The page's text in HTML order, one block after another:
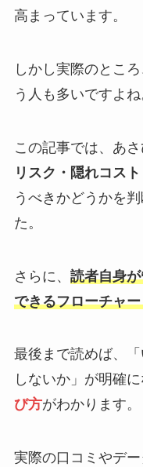
高まっています。
しかし実際のとこ
う人も多いですよね
この記事では、あ
リスク・隠れコス
うべきかどうかを
た。
さらに、 読者自身
できるフローチャ
最後まで読めば、
しないか」が明確に
び方がわかります。
実際の口コミやデ